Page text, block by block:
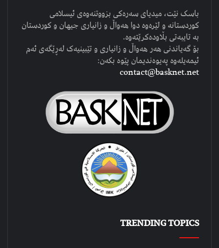
باسک نێت، میدیای سەرەکی بزووتنەوەی ئیسلامی
کوردستانە و لێرەوە دوا هەواڵ و زانیاری جیهان و کوردستان
بە تایبەتی بڵاودەکرێتەوە.
بۆ گەیاندنی هەر هەواڵ و زانیاری و تێبینیەک لەڕێگەی ئەم
ئیمەیلەوە پەیوەندیمان پێوە بکەن:
contact@basknet.net
TRENDING TOPICS